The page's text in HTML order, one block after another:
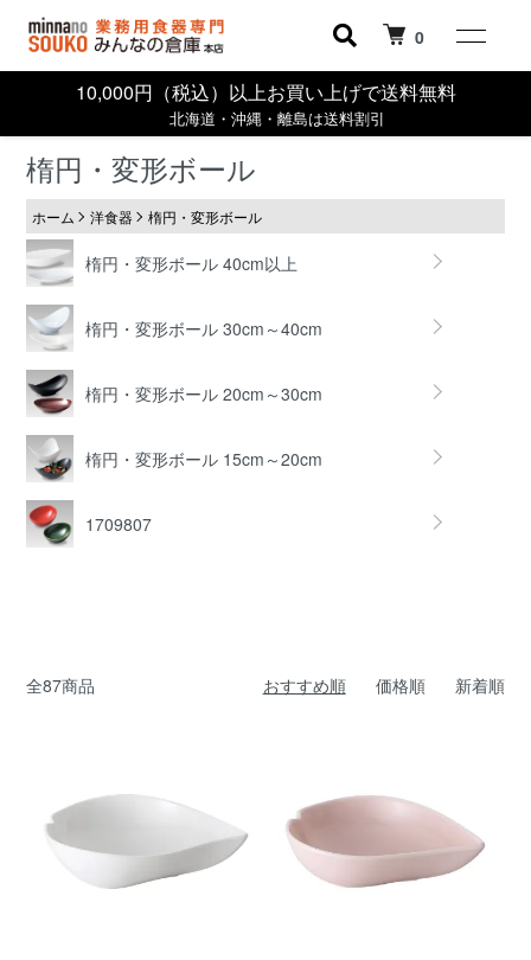
0
10,000円（税込）以上お買い上げで送料無料
北海道・沖縄・離島は送料割引
楕円・変形ボール
ホーム 洋食器 楕円・変形ボール
楕円・変形ボール 40cm以上
楕円・変形ボール 30cm～40cm
楕円・変形ボール 20cm～30cm
楕円・変形ボール 15cm～20cm
1709807
全87商品 おすすめ順 価格順 新着順